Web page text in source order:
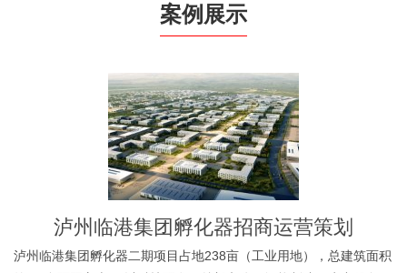
案例展示
泸州临港集团孵化器招商运营策划
泸州临港集团孵化器二期项目占地238亩（工业用地），总建筑面积